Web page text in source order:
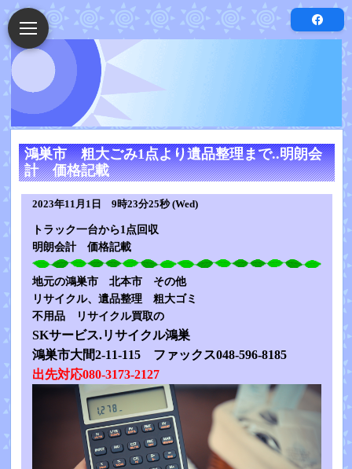
鴻巣市 粗大ごみ1点より遺品整理まで..明朗会
計 価格記載
2023年11月1日 9時23分25秒 (Wed)
トラック一台から1点回収
明朗会計 価格記載
地元の鴻巣市 北本市 その他
リサイクル、遺品整理 粗大ゴミ
不用品 リサイクル買取の
SKサービス.リサイクル鴻巣
鴻巣市大間2-11-115 ファックス048-596-8185
出先対応080-3173-2127